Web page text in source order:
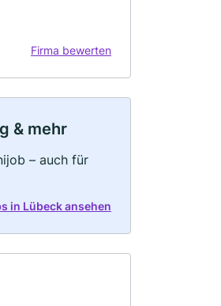
Firma bewerten
& mehr
– auch für
in Lübeck ansehen